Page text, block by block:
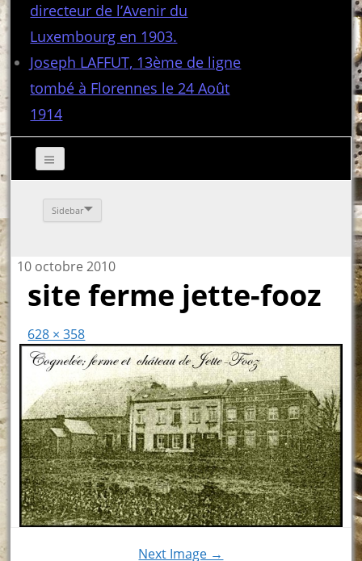
directeur de l’Avenir du
Luxembourg en 1903.
Joseph LAFFUT, 13ème de ligne
tombé à Florennes le 24 Août
1914
Sidebar
10 octobre 2010
site ferme jette-fooz
628 × 358
Next Image →